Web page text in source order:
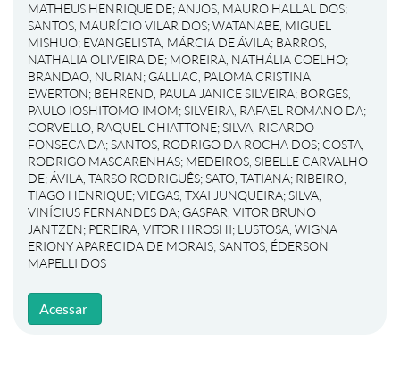
MATHEUS HENRIQUE DE;ANJOS, MAURO HALLAL DOS;
SANTOS, MAURÍCIO VILAR DOS;WATANABE, MIGUEL
MISHUO; EVANGELISTA, MÁRCIA DE ÁVILA; BARROS,
NATHALIA OLIVEIRA DE; MOREIRA, NATHÁLIA COELHO;
BRANDÃO, NURIAN; GALLIAC, PALOMA CRISTINA
EWERTON; BEHREND, PAULA JANICE SILVEIRA; BORGES,
PAULO IOSHITOMO IMOM;SILVEIRA, RAFAEL ROMANO DA;
CORVELLO, RAQUEL CHIATTONE;SILVA, RICARDO
FONSECA DA;SANTOS, RODRIGO DA ROCHA DOS; COSTA,
RODRIGO MASCARENHAS; MEDEIROS, SIBELLE CARVALHO
DE;ÁVILA, TARSO RODRIGUÊS;SATO, TATIANA; RIBEIRO,
TIAGO HENRIQUE;VIEGAS, TXAI JUNQUEIRA;SILVA,
VINÍCIUS FERNANDES DA; GASPAR, VITOR BRUNO
JANTZEN; PEREIRA, VITOR HIROSHI; LUSTOSA, WIGNA
ERIONY APARECIDA DE MORAIS;SANTOS, ÉDERSON
MAPELLI DOS
Acessar